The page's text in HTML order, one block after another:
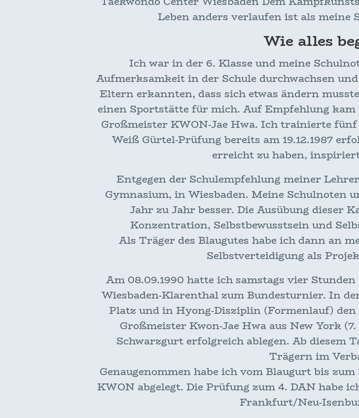
Leben anders verlaufen ist als meine
Wie alles
Ich war in der 6. Klasse und meine
Aufmerksamkeit in der Schule durchwachsen
Eltern erkannten, dass sich etwas ändern
einen Sportstätte für mich. Auf Empfehlung
Großmeister KWON-Jae Hwa. Ich trainierte
Weiß Gürtel-Prüfung bereits am 19.12.1987
erreicht zu haben,
Entgegen der Schulempfehlung meiner
Gymnasium, in Wiesbaden. Meine Schulnoten
Jahr zu Jahr besser. Die Ausübung dieser
Konzentration, Selbstbewusstsein und
Als Träger des Blaugutes habe ich dann an
Selbstverteidigung als
Am 08.09.1990 hatte ich samstags vier
Wiesbaden-Klarenthal zum Bundesturnier. In
Platz und in Hyong-Disziplin (Formenlauf)
Großmeister Kwon-Jae Hwa aus New York
Schwarzgurt erfolgreich ablegen. Ab diesem
Trägern im
Genaugenommen habe ich vom Blaugurt bis
KWON abgelegt. Die Prüfung zum 4. DAN habe
Frankfurt/Neu-